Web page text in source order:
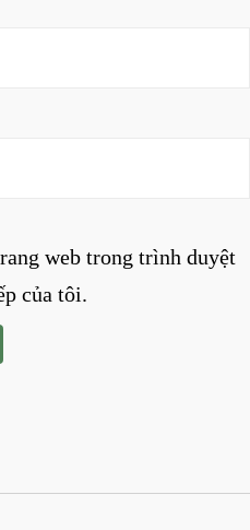
web trong trình duyệt
của tôi.